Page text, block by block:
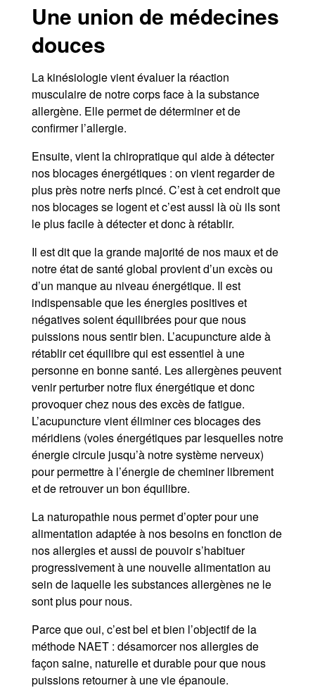
Une union de médecines
douces
La kinésiologie vient évaluer la réaction
musculaire de notre corps face à la substance
allergène. Elle permet de déterminer et de
confirmer l’allergie.
Ensuite, vient la chiropratique qui aide à détecter
nos blocages énergétiques : on vient regarder de
plus près notre nerfs pincé. C’est à cet endroit que
nos blocages se logent et c’est aussi là où ils sont
le plus facile à détecter et donc à rétablir.
Il est dit que la grande majorité de nos maux et de
notre état de santé global provient d’un excès ou
d’un manque au niveau énergétique. Il est
indispensable que les énergies positives et
négatives soient équilibrées pour que nous
puissions nous sentir bien. L’acupuncture aide à
rétablir cet équilibre qui est essentiel à une
personne en bonne santé. Les allergènes peuvent
venir perturber notre flux énergétique et donc
provoquer chez nous des excès de fatigue.
L’acupuncture vient éliminer ces blocages des
méridiens (voies énergétiques par lesquelles notre
énergie circule jusqu’à notre système nerveux)
pour permettre à l’énergie de cheminer librement
et de retrouver un bon équilibre.
La naturopathie nous permet d’opter pour une
alimentation adaptée à nos besoins en fonction de
nos allergies et aussi de pouvoir s’habituer
progressivement à une nouvelle alimentation au
sein de laquelle les substances allergènes ne le
sont plus pour nous.
Parce que oui, c’est bel et bien l’objectif de la
méthode NAET : désamorcer nos allergies de
façon saine, naturelle et durable pour que nous
puissions retourner à une vie épanouie.